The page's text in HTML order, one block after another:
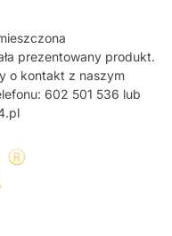
prezentowany produkt.
o kontakt z naszym
602 501 536 lub